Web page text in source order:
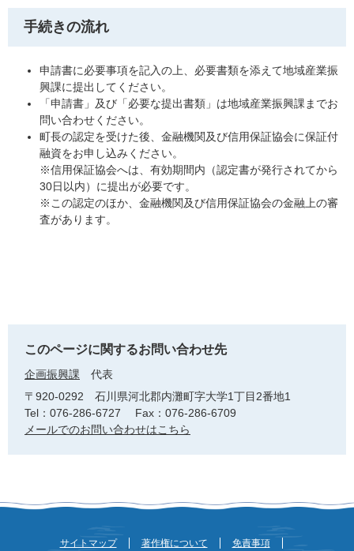
手続きの流れ
申請書に必要事項を記入の上、必要書類を添えて地域産業振
興課に提出してください。
「申請書」及び「必要な提出書類」は地域産業振興課までお
問い合わせください。
町長の認定を受けた後、金融機関及び信用保証協会に保証付
融資をお申し込みください。
※信用保証協会へは、有効期間内（認定書が発行されてから
30日以内）に提出が必要です。
※この認定のほか、金融機関及び信用保証協会の金融上の審
査があります。
このページに関するお問い合わせ先
企画振興課
代表
〒920-0292
石川県河北郡内灘町字大学1丁目2番地1
Tel：076-286-6727
Fax：076-286-6709
メールでのお問い合わせはこちら
サイトマップ 著作権について
免責事項